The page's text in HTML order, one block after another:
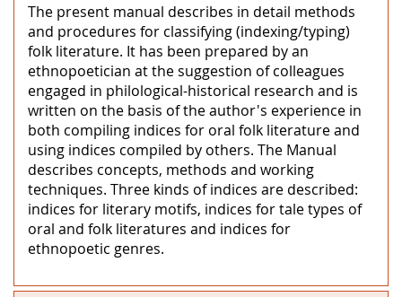
The present manual describes in detail methods
and procedures for classifying (indexing/typing)
folk literature. It has been prepared by an
ethnopoetician at the suggestion of colleagues
engaged in philological-historical research and is
written on the basis of the author's experience in
both compiling indices for oral folk literature and
using indices compiled by others. The Manual
describes concepts, methods and working
techniques. Three kinds of indices are described:
indices for literary motifs, indices for tale types of
oral and folk literatures and indices for
ethnopoetic genres.